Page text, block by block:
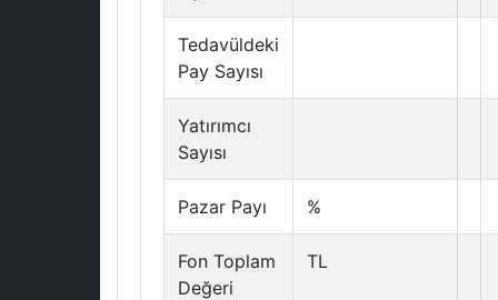
Tedavüldeki
Pay Sayısı
Yatırımcı
Sayısı
Pazar Payı %
Fon Toplam
Değeri
TL